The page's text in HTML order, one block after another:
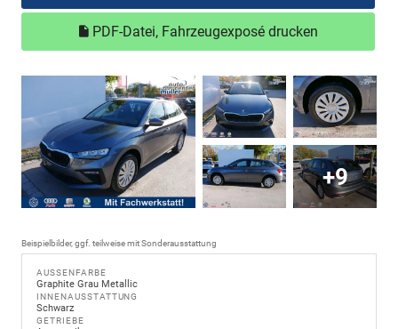
PDF-Datei, Fahrzeugexposé drucken
+9
Beispielbilder, ggf. teilweise mit Sonderausstattung
AUSSENFARBE
Graphite Grau Metallic
INNENAUSSTATTUNG
Schwarz
GETRIEBE